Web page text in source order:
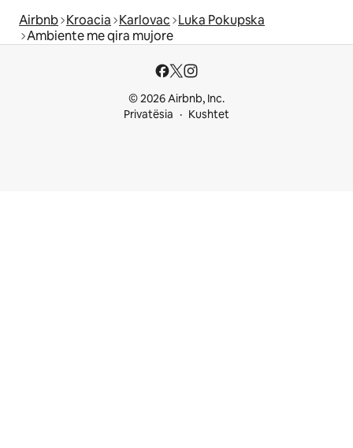
Airbnb Kroacia Karlovac Luka Pokupska
Ambiente me qira mujore
© 2026 Airbnb, Inc.
Privatësia
Kushtet